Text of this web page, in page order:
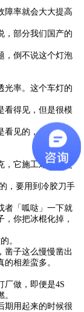
障率就会大大提高
，部分我们国产的
，倒不说这个灯泡
光率。这个车灯的
看得见，但是很模
见的，但东西看
，它施工难度会更
，要用到冷胶刀手
者「呱哒」一下就
你把冰棍化掉，
。
凿子这么慢慢凿出
相差蛮多。
厂做，即便是4S
期用起来的时候很